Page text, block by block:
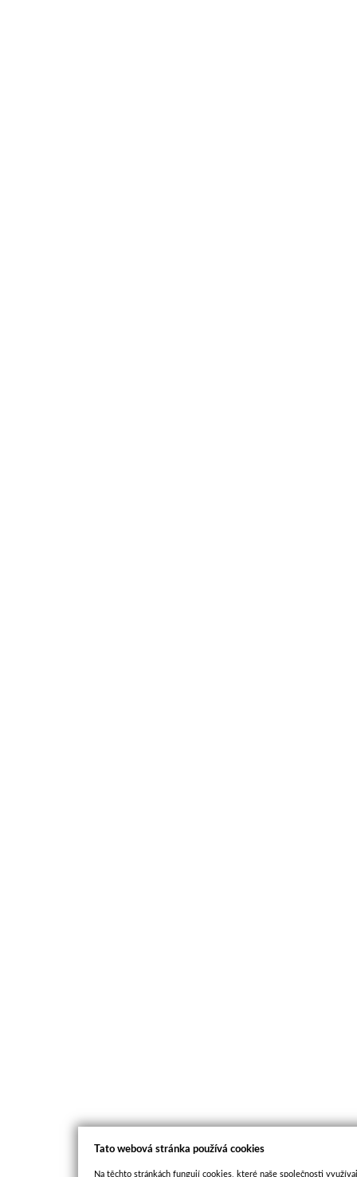
Tato webová stránka používá cookies
Na těchto stránkách fungují cookies, které naše společnosti